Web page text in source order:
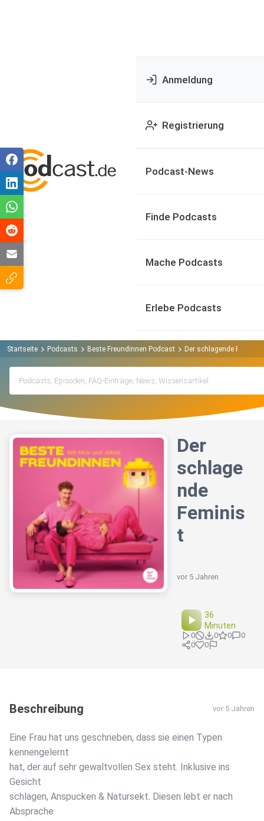
Anmeldung
Registrierung
Podcast-News
Finde Podcasts
Mache Podcasts
Erlebe Podcasts
Startseite Podcasts Beste Freundinnen Podcast Der schlagende Feminist
Der
schlage
nde
Feminis
t
vor 5 Jahren
36
Minuten
0 0 0
0
0
0
Beschreibung vor 5 Jahren
Eine Frau hat uns geschrieben, dass sie einen Typen
kennengelernt
hat, der auf sehr gewaltvollen Sex steht. Inklusive ins
Gesicht
schlagen, Anspucken & Natursekt. Diesen lebt er nach
Absprache